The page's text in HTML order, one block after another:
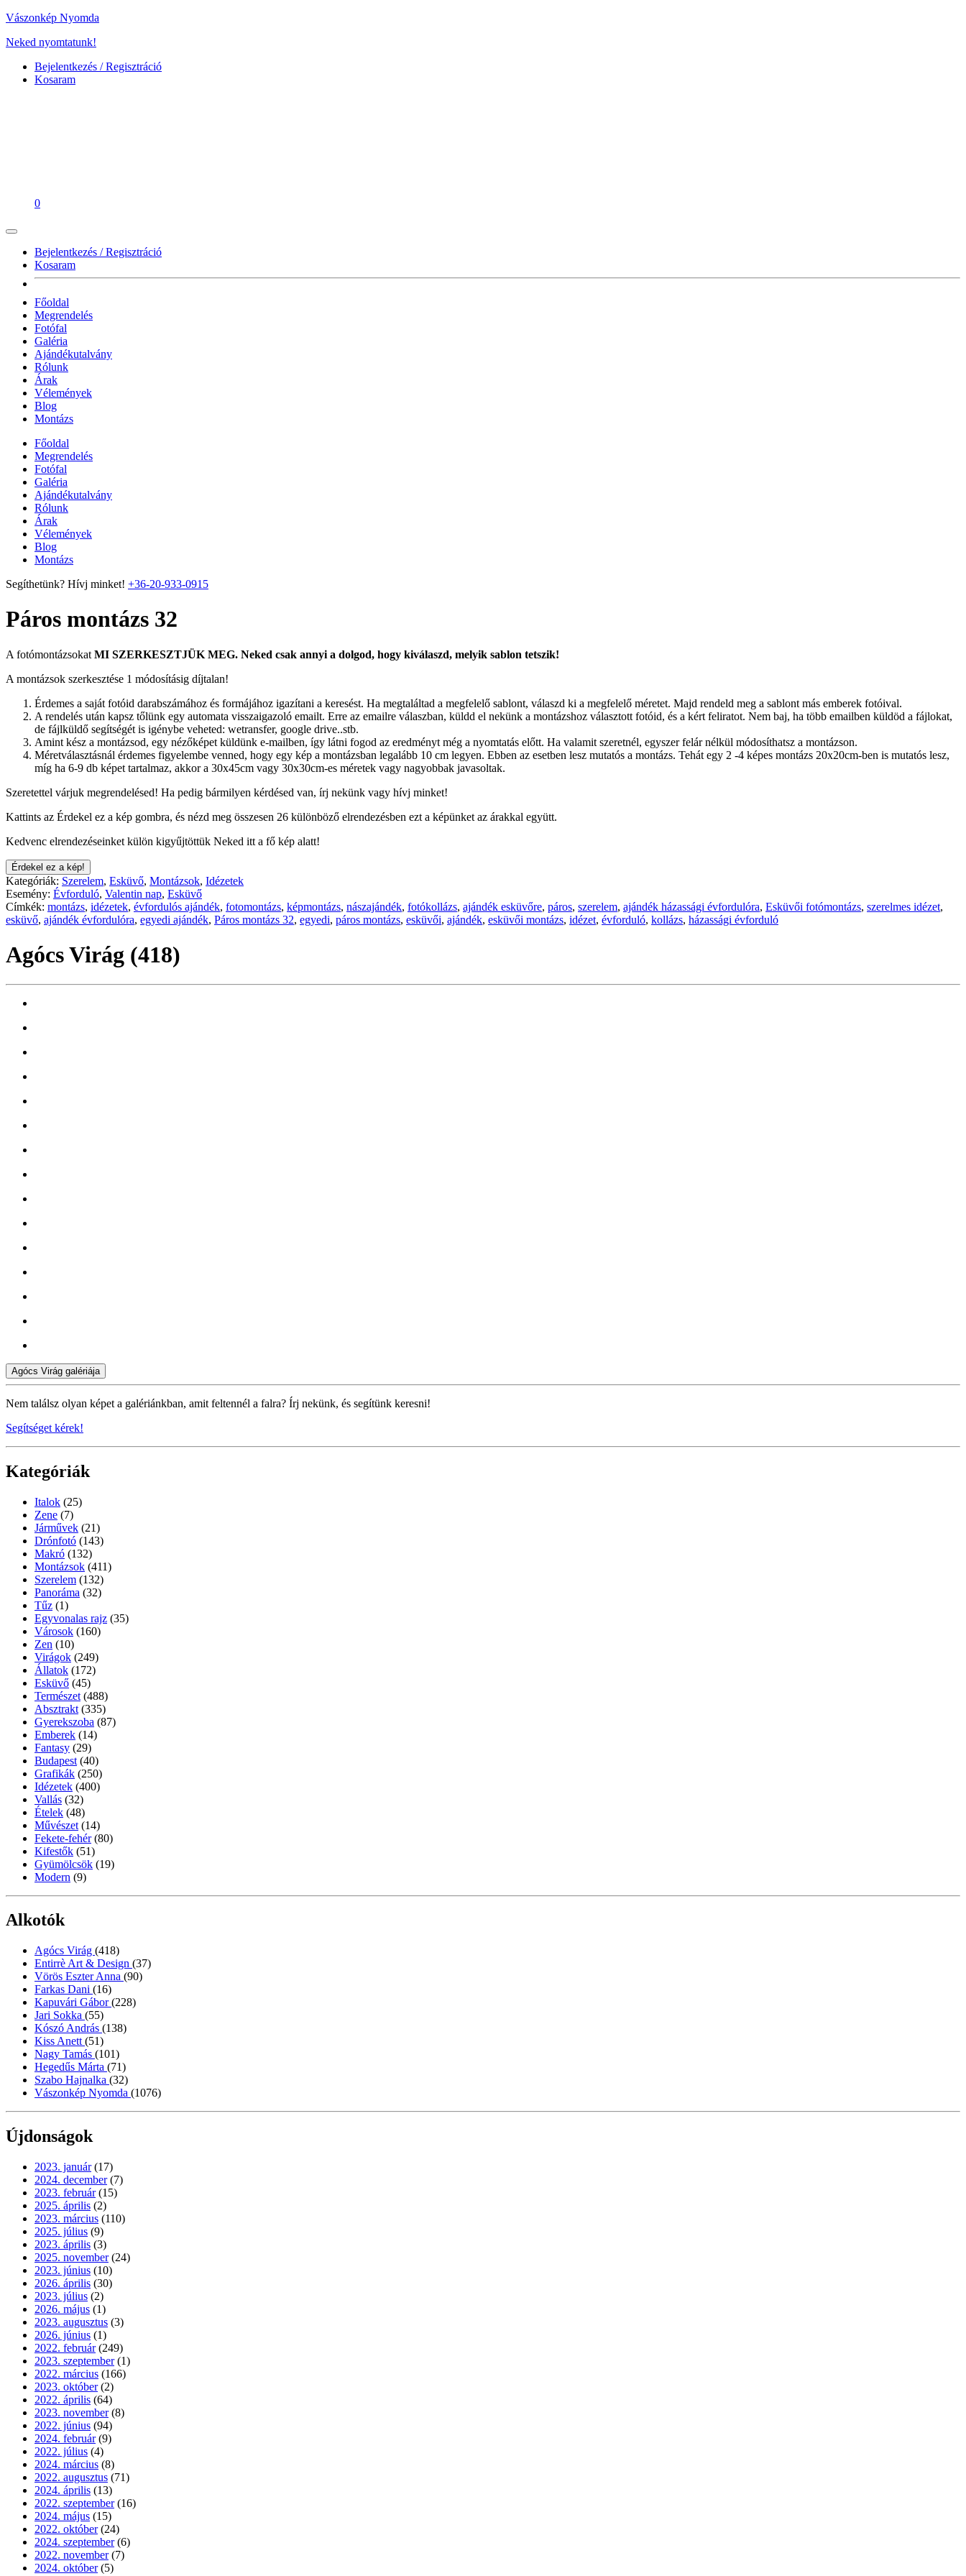
Vászonkép Nyomda
Neked nyomtatunk!
Bejelentkezés / Regisztráció
Kosaram
0
Bejelentkezés / Regisztráció
Kosaram
Főoldal
Megrendelés
Fotófal
Galéria
Ajándékutalvány
Rólunk
Árak
Vélemények
Blog
Montázs
Főoldal
Megrendelés
Fotófal
Galéria
Ajándékutalvány
Rólunk
Árak
Vélemények
Blog
Montázs
Segíthetünk? Hívj minket! +36-20-933-0915
Páros montázs 32
A fotómontázsokat MI SZERKESZTJÜK MEG. Neked csak annyi a dolgod, hogy kiválaszd, melyik sablon tetszik!
A montázsok szerkesztése 1 módosításig díjtalan!
Érdemes a saját fotóid darabszámához és formájához igazítani a keresést. Ha megtaláltad a megfelelő sablont, válaszd ki a megfelelő méretet. Majd rendeld meg a sablont más emberek fotóival.
A rendelés után kapsz tőlünk egy automata visszaigazoló emailt. Erre az emailre válaszban, küldd el nekünk a montázshoz választott fotóid, és a kért feliratot. Nem baj, ha több emailben küldöd a fájlokat,
de fájlküldő segítségét is igénybe veheted: wetransfer, google drive..stb.
Amint kész a montázsod, egy nézőképet küldünk e-mailben, így látni fogod az eredményt még a nyomtatás előtt. Ha valamit szeretnél, egyszer felár nélkül módosíthatsz a montázson.
Méretválasztásnál érdemes figyelembe venned, hogy egy kép a montázsban legalább 10 cm legyen. Ebben az esetben lesz mutatós a montázs. Tehát egy 2 -4 képes montázs 20x20cm-ben is mutatós lesz,
míg ha 6-9 db képet tartalmaz, akkor a 30x45cm vagy 30x30cm-es méretek vagy nagyobbak javasoltak.
Szeretettel várjuk megrendelésed! Ha pedig bármilyen kérdésed van, írj nekünk vagy hívj minket!
Kattints az Érdekel ez a kép gombra, és nézd meg összesen 26 különböző elrendezésben ezt a képünket az árakkal együtt.
Kedvenc elrendezéseinket külön kigyűjtöttük Neked itt a fő kép alatt!
Érdekel ez a kép!
Kategóriák: Szerelem, Esküvő, Montázsok, Idézetek
Esemény: Évforduló, Valentin nap, Esküvő
Címkék: montázs, idézetek, évfordulós ajándék, fotomontázs, képmontázs, nászajándék, fotókollázs, ajándék esküvőre, páros, szerelem, ajándék házassági évfordulóra, Esküvői fotómontázs, szerelmes idézet,
esküvő, ajándék évfordulóra, egyedi ajándék, Páros montázs 32, egyedi, páros montázs, esküvői, ajándék, esküvői montázs, idézet, évforduló, kollázs, házassági évforduló
Agócs Virág (418)
Agócs Virág galériája
Nem találsz olyan képet a galériánkban, amit feltennél a falra? Írj nekünk, és segítünk keresni!
Segítséget kérek!
Kategóriák
Italok (25)
Zene (7)
Járművek (21)
Drónfotó (143)
Makró (132)
Montázsok (411)
Szerelem (132)
Panoráma (32)
Tűz (1)
Egyvonalas rajz (35)
Városok (160)
Zen (10)
Virágok (249)
Állatok (172)
Esküvő (45)
Természet (488)
Absztrakt (335)
Gyerekszoba (87)
Emberek (14)
Fantasy (29)
Budapest (40)
Grafikák (250)
Idézetek (400)
Vallás (32)
Ételek (48)
Művészet (14)
Fekete-fehér (80)
Kifestők (51)
Gyümölcsök (19)
Modern (9)
Alkotók
Agócs Virág (418)
Entirrè Art & Design (37)
Vörös Eszter Anna (90)
Farkas Dani (16)
Kapuvári Gábor(228)
Jari Sokka (55)
Kószó András (138)
Kiss Anett (51)
Nagy Tamás (101)
Hegedűs Márta (71)
Szabo Hajnalka (32)
Vászonkép Nyomda (1076)
Újdonságok
2023. január (17)
2024. december (7)
2023. február (15)
2025. április (2)
2023. március (110)
2025. július (9)
2023. április (3)
2025. november (24)
2023. június (10)
2026. április (30)
2023. július (2)
2026. május (1)
2023. augusztus (3)
2026. június (1)
2022. február (249)
2023. szeptember (1)
2022. március (166)
2023. október (2)
2022. április (64)
2023. november (8)
2022. június (94)
2024. február (9)
2022. július (4)
2024. március (8)
2022. augusztus (71)
2024. április (13)
2022. szeptember (16)
2024. május (15)
2022. október (24)
2024. szeptember (6)
2022. november (7)
2024. október (5)